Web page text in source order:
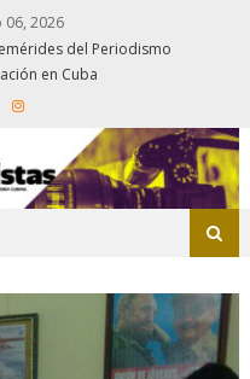
06, 2026
del Periodismo
en Cuba